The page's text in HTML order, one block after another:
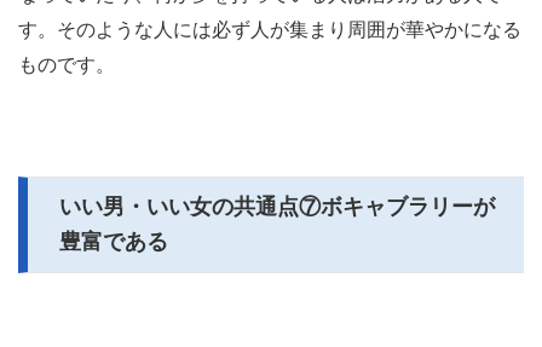
す。そのような人には必ず人が集まり周囲が華やかになる
ものです。
いい男・いい女の共通点⑦ボキャブラリーが
豊富である